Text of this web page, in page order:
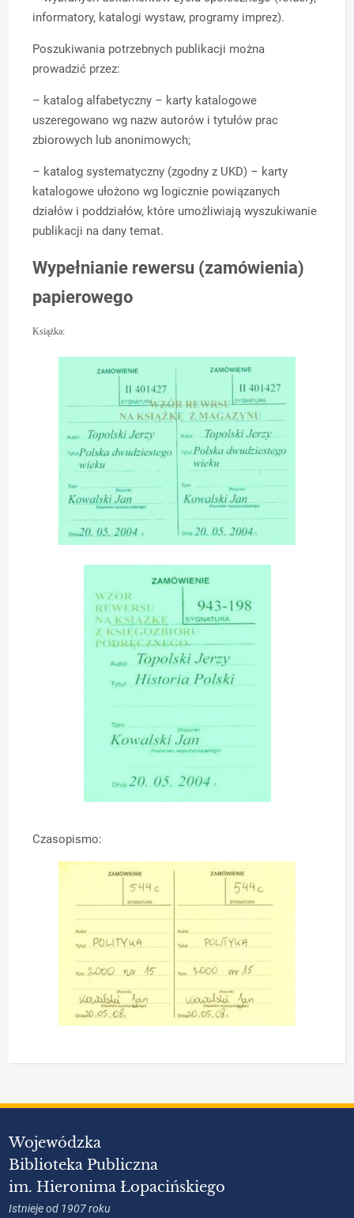
informatory, katalogi wystaw, programy imprez).
Poszukiwania potrzebnych publikacji można
prowadzić przez:
– katalog alfabetyczny – karty katalogowe
uszeregowano wg nazw autorów i tytułów prac
zbiorowych lub anonimowych;
– katalog systematyczny (zgodny z UKD) – karty
katalogowe ułożono wg logicznie powiązanych
działów i poddziałów, które umożliwiają wyszukiwanie
publikacji na dany temat.
Wypełnianie rewersu (zamówienia)
papierowego
Książka:
Czasopismo:
Wojewódzka
Biblioteka Publiczna
im. Hieronima Łopacińskiego
Istnieje od 1907 roku